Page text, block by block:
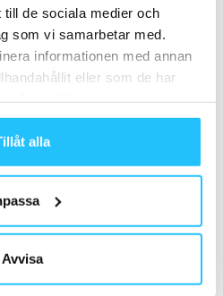
till de sociala medier och
som vi samarbetar med.
informationen med annan
eller som de har
alla
Avvisa
Business
av samma författare
för sent att bli Personlig
misslyckas med PT-sälj –
faktiskt fungerar